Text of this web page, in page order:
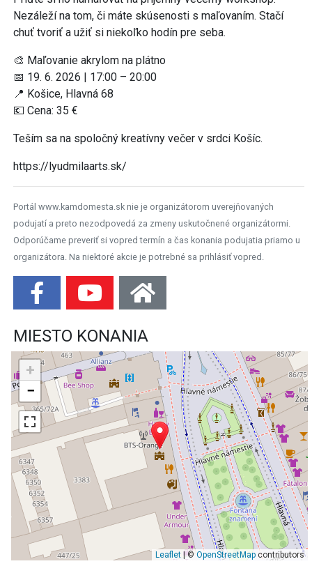
Nezáleží na tom, či máte skúsenosti s maľovaním. Stačí
chuť tvoriť a užiť si niekoľko hodín pre seba.
🎨 Maľovanie akrylom na plátno
📅 19. 6. 2026 | 17:00 – 20:00
📍 Košice, Hlavná 68
💶 Cena: 35 €
Teším sa na spoločný kreatívny večer v srdci Košíc.
https://lyudmilaarts.sk/
Portál www.kamdomesta.sk nie je organizátorom uverejňovaných
podujatí a preto nezodpovedá za zmeny uskutočnené organizátormi.
Odporúčame preveriť si vopred termín a čas konania podujatia priamo u
organizátora. Na niektoré akcie je potrebné sa prihlásiť vopred.
MIESTO KONANIA
+
−
Leaflet| © OpenStreetMapcontributors